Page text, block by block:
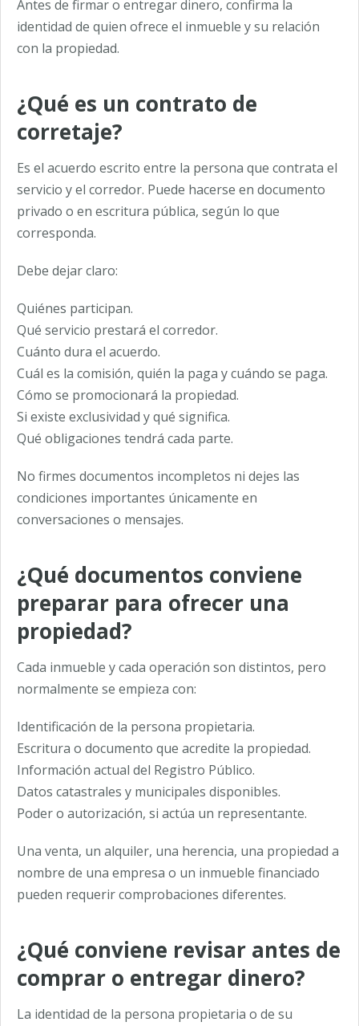
Antes de firmar o entregar dinero, confirma la
identidad de quien ofrece el inmueble y su relación
con la propiedad.
¿Qué es un contrato de
corretaje?
Es el acuerdo escrito entre la persona que contrata el
servicio y el corredor. Puede hacerse en documento
privado o en escritura pública, según lo que
corresponda.
Debe dejar claro:
Quiénes participan.
Qué servicio prestará el corredor.
Cuánto dura el acuerdo.
Cuál es la comisión, quién la paga y cuándo se paga.
Cómo se promocionará la propiedad.
Si existe exclusividad y qué significa.
Qué obligaciones tendrá cada parte.
No firmes documentos incompletos ni dejes las
condiciones importantes únicamente en
conversaciones o mensajes.
¿Qué documentos conviene
preparar para ofrecer una
propiedad?
Cada inmueble y cada operación son distintos, pero
normalmente se empieza con:
Identificación de la persona propietaria.
Escritura o documento que acredite la propiedad.
Información actual del Registro Público.
Datos catastrales y municipales disponibles.
Poder o autorización, si actúa un representante.
Una venta, un alquiler, una herencia, una propiedad a
nombre de una empresa o un inmueble financiado
pueden requerir comprobaciones diferentes.
¿Qué conviene revisar antes de
comprar o entregar dinero?
La identidad de la persona propietaria o de su